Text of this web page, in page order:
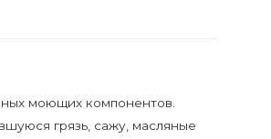
моющих компонентов.
грязь, сажу, масляные